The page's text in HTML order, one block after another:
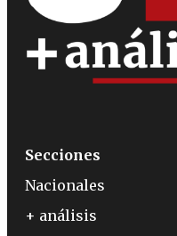
Secciones
Nacionales
+ análisis